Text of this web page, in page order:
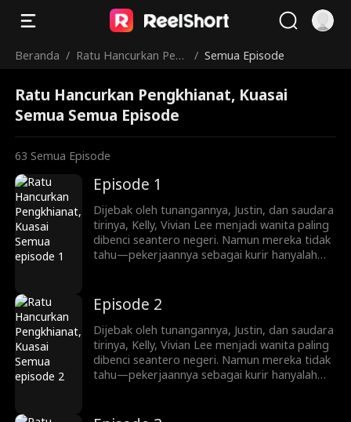
Beranda / Ratu Hancurkan Pen
ua
/ Semua Episode
Ratu Hancurkan Pengkhianat, Kuasai
Semua Semua Episode
63 Semua Episode
Episode 1
Dijebak oleh tunangannya, Justin, dan saudara
tirinya, Kelly, Vivian Lee menjadi wanita paling
dibenci seantero negeri. Namun mereka tidak
tahu—pekerjaannya sebagai kurir hanyalah
Lee. Mulai dari menjatuhkan lawan lewat
siaran langsung dan konflik keluarga, hingga
melatih Ryan Shaw yang pemalu menjadi
pewaris tangguh, Vivian memainkan
permainan kekuasaan dan balas dendam yang
kejam.
Episode 2
Dijebak oleh tunangannya, Justin, dan saudara
tirinya, Kelly, Vivian Lee menjadi wanita paling
dibenci seantero negeri. Namun mereka tidak
tahu—pekerjaannya sebagai kurir hanyalah